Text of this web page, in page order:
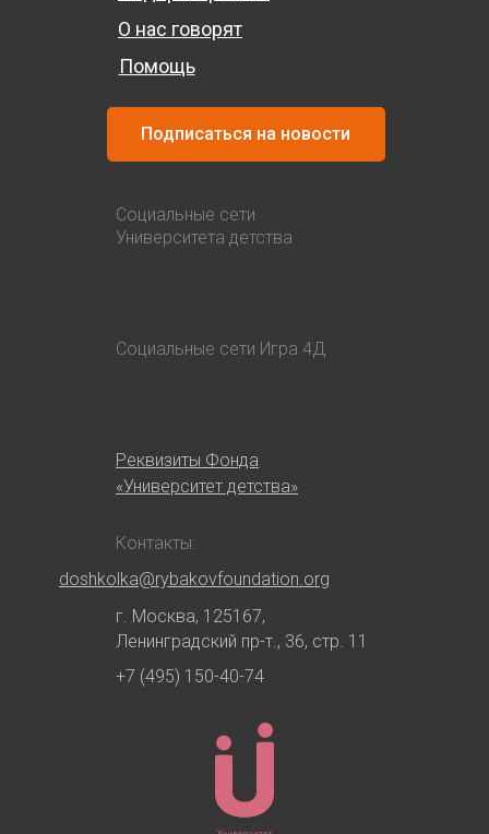
Социальные сети
Университета детства
г. Москва, 125167,
Ленинградский пр-т., 36, стр. 11
Контакты:
doshkolka@rybakovfoundation.org
Подписаться на новости
+7 (495) 150-40-74
О нас говорят
Помощь
Реквизиты Фонда
«Университет детства»
Социальные сети Игра 4Д